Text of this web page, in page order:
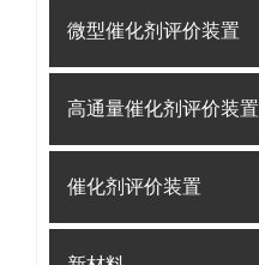
微型催化剂评价装置
高通量催化剂评价装置
催化剂评价装置